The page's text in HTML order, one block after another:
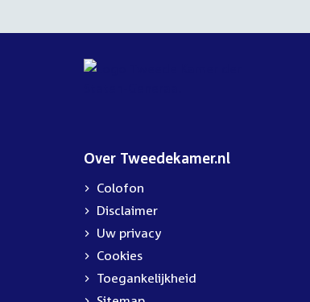
Over Tweedekamer.nl
Colofon
Disclaimer
Uw privacy
Cookies
Toegankelijkheid